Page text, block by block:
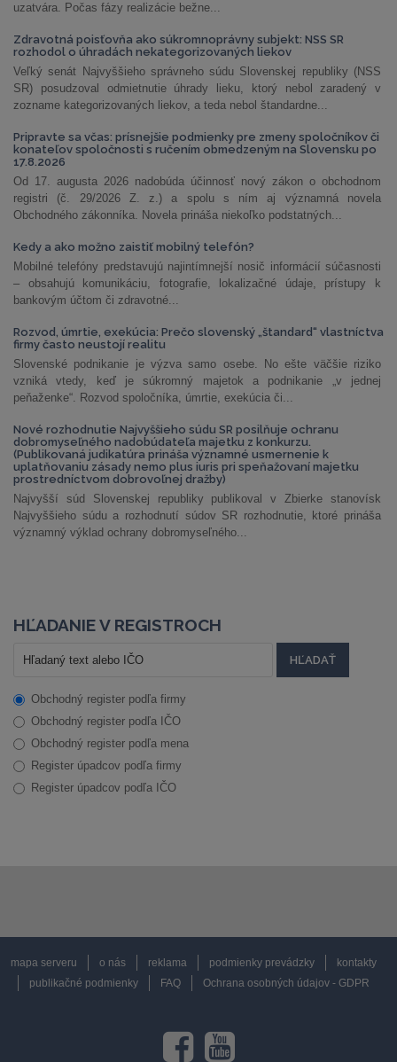
uzatvára. Počas fázy realizácie bežne...
Zdravotná poisťovňa ako súkromnoprávny subjekt: NSS SR
rozhodol o úhradách nekategorizovaných liekov
Veľký senát Najvyššieho správneho súdu Slovenskej republiky (NSS
SR) posudzoval odmietnutie úhrady lieku, ktorý nebol zaradený v
zozname kategorizovaných liekov, a teda nebol štandardne...
Pripravte sa včas: prísnejšie podmienky pre zmeny spoločníkov či
konateľov spoločnosti s ručením obmedzeným na Slovensku po
17.8.2026
Od 17. augusta 2026 nadobúda účinnosť nový zákon o obchodnom
registri (č. 29/2026 Z. z.) a spolu s ním aj významná novela
Obchodného zákonníka. Novela prináša niekoľko podstatných...
Kedy a ako možno zaistiť mobilný telefón?
Mobilné telefóny predstavujú najintímnejší nosič informácií súčasnosti
– obsahujú komunikáciu, fotografie, lokalizačné údaje, prístupy k
bankovým účtom či zdravotné...
Rozvod, úmrtie, exekúcia: Prečo slovenský „štandard“ vlastníctva
firmy často neustojí realitu
Slovenské podnikanie je výzva samo osebe. No ešte väčšie riziko
vzniká vtedy, keď je súkromný majetok a podnikanie „v jednej
peňaženke“. Rozvod spoločníka, úmrtie, exekúcia či...
Nové rozhodnutie Najvyššieho súdu SR posilňuje ochranu
dobromyseľného nadobúdateľa majetku z konkurzu.
(Publikovaná judikatúra prináša významné usmernenie k
uplatňovaniu zásady nemo plus iuris pri speňažovaní majetku
prostredníctvom dobrovoľnej dražby)
Najvyšší súd Slovenskej republiky publikoval v Zbierke stanovísk
Najvyššieho súdu a rozhodnutí súdov SR rozhodnutie, ktoré prináša
významný výklad ochrany dobromyseľného...
HĽADANIE V REGISTROCH
Obchodný register podľa firmy
Obchodný register podľa IČO
Obchodný register podľa mena
Register úpadcov podľa firmy
Register úpadcov podľa IČO
mapa serveru o nás reklama podmienky prevádzky
kontakty
publikačné podmienky
FAQ Ochrana osobných údajov - GDPR